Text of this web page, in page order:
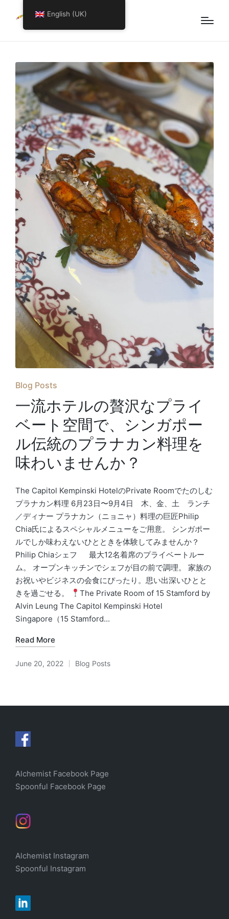
Posted
Blog Posts
一流ホテルの贅沢なプライ
ベート空間で、シンガポー
ル伝統のプラナカン料理を
味わいませんか？
The Capitol Kempinski HotelのPrivate Roomでたのしむ
プラナカン料理 6月23日〜9月4日 木、金、土 ランチ
／ディナー プラナカン（ニョニャ）料理の巨匠Philip
Chia氏によるスペシャルメニューをご用意。 シンガポー
ルでしか味わえないひとときを体験してみませんか？
Philip Chiaシェフ 最大12名着席のプライベートルー
ム。 オープンキッチンでシェフが目の前で調理。 家族の
お祝いやビジネスの会食にぴったり。思い出深いひとと
きを過ごせる。
The Private Room of 15 Stamford by
Alvin Leung The Capitol Kempinski Hotel
Singapore（15 Stamford...
Read More
June 20, 2022
Posted
Blog Posts
Alchemist Facebook Page
Spoonful Facebook Page
Alchemist Instagram
Spoonful Instagram
English (UK)